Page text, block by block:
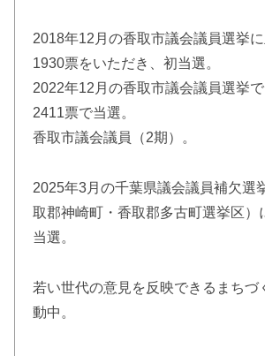
2018年12月の香取市議会議員選挙に
1930票をいただき、初当選。
2022年12月の香取市議会議員選挙
2411票で当選。
香取市議会議員（2期）。
2025年3月の千葉県議会議員補欠選
取郡神崎町・香取郡多古町選挙区）
当選。
若い世代の意見を反映できるまちづ
動中。